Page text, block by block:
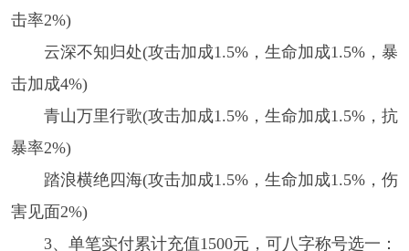
击率2%)
云深不知归处(攻击加成1.5%，生命加成1.5%，暴
击加成4%)
青山万里行歌(攻击加成1.5%，生命加成1.5%，抗
暴率2%)
踏浪横绝四海(攻击加成1.5%，生命加成1.5%，伤
害见面2%)
3、单笔实付累计充值1500元，可八字称号选一：